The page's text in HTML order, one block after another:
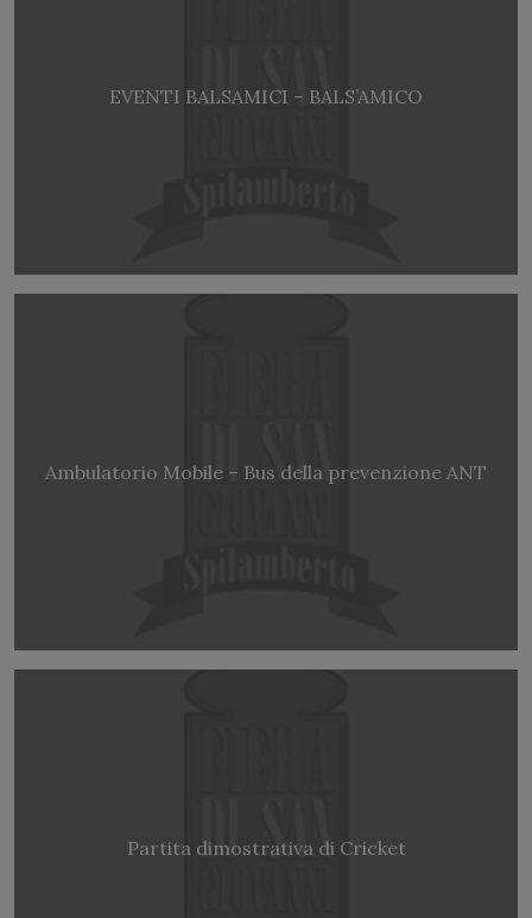
EVENTI BALSAMICI – BALS’AMICO
Ambulatorio Mobile – Bus della prevenzione ANT
Partita dimostrativa di Cricket